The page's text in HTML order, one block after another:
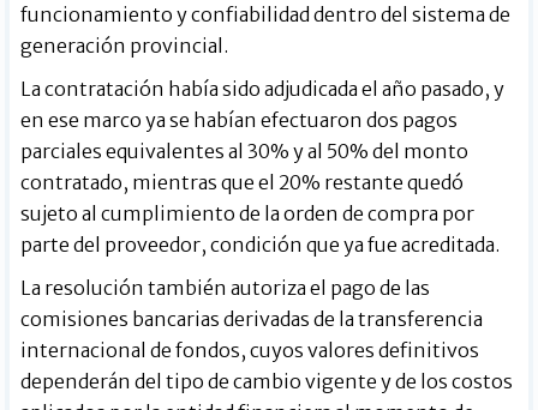
funcionamiento y confiabilidad dentro del sistema de
generación provincial.
La contratación había sido adjudicada el año pasado, y
en ese marco ya se habían efectuaron dos pagos
parciales equivalentes al 30% y al 50% del monto
contratado, mientras que el 20% restante quedó
sujeto al cumplimiento de la orden de compra por
parte del proveedor, condición que ya fue acreditada.
La resolución también autoriza el pago de las
comisiones bancarias derivadas de la transferencia
internacional de fondos, cuyos valores definitivos
dependerán del tipo de cambio vigente y de los costos